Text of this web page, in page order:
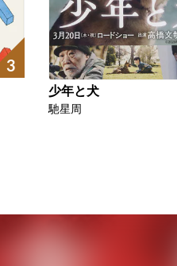
3
少年と犬
馳星周